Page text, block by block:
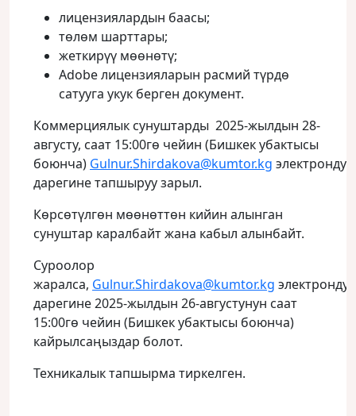
лицензиялардын баасы;
төлөм шарттары;
жеткирүү мөөнөтү;
Adobe лицензияларын расмий түрдө
сатууга укук берген документ.
Коммерциялык сунуштарды 2025-жылдын 28-
августу, саат 15:00гө чейин (Бишкек убактысы
боюнча) Gulnur.Shirdakova@kumtor.kg электрондук
дарегине тапшыруу зарыл.
Көрсөтүлгөн мөөнөттөн кийин алынган
сунуштар каралбайт жана кабыл алынбайт.
Суроолор
жаралса, Gulnur.Shirdakova@kumtor.kg электрондук
дарегине 2025-жылдын 26-августунун саат
15:00гө чейин (Бишкек убактысы боюнча)
кайрылсаңыздар болот.
Техникалык тапшырма тиркелген.